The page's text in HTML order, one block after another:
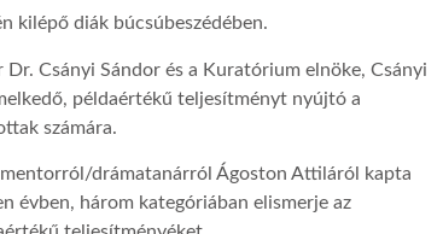
kilépő diák búcsúbeszédében.
Csányi Sándor és a Kuratórium elnöke, Csányi
példaértékű teljesítményt nyújtó a
számára.
drámatanárról Ágoston Attiláról kapta
évben, három kategóriában elismerje az